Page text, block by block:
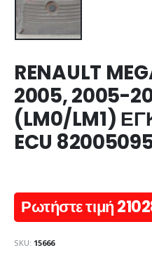
RENAULT
2005, 2005-
(LM0/LM1)
ECU
Ρωτήστε τιμή
SKU: 15666